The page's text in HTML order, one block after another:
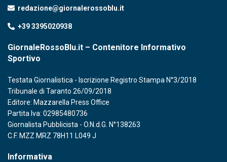
redazione@giornalerossoblu.it
+39 3395020938
GiornaleRossoBlu.it – Contenitore Informativo
Sportivo
Testata Giornalistica - Iscrizione Registro Stampa N°3/2018
Tribunale di Taranto 26/09/2018
Editore: Mazzarella Press Office
Partita Iva: 02985480736
Giornalista Pubblicista - O.N.d.G. N°138263
C.F. MZZ MRZ 78H11 L049 J
Informativa